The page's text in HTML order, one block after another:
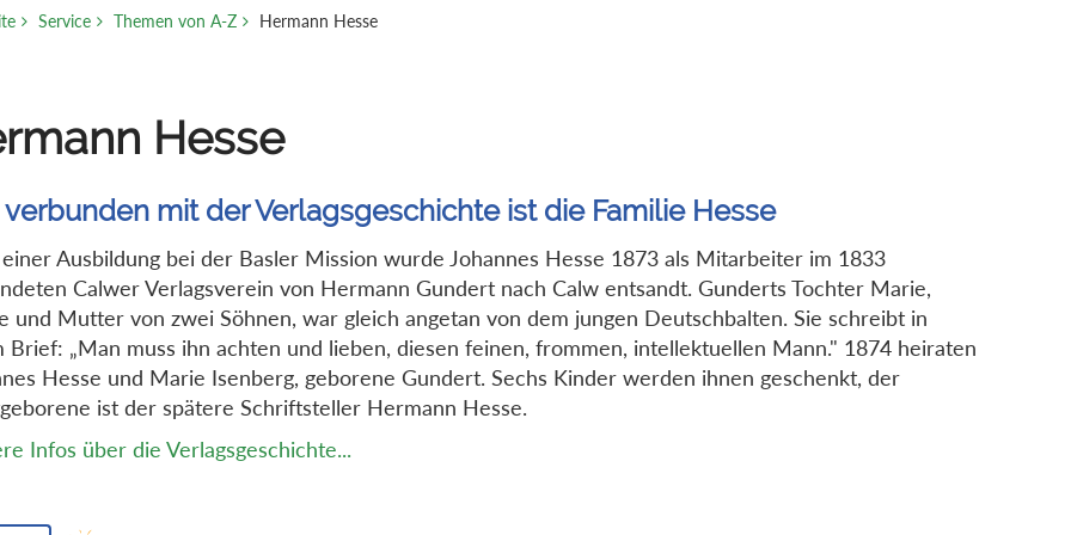
Service Themen von A-Z Hermann Hesse
Hesse
verbunden mit der Verlagsgeschichte ist die Familie Hesse
Ausbildung bei der Basler Mission wurde Johannes Hesse 1873 als Mitarbeiter im 1833
Calwer Verlagsverein von Hermann Gundert nach Calw entsandt. Gunderts Tochter Marie,
und Mutter von zwei Söhnen, war gleich angetan von dem jungen Deutschbalten. Sie schreibt in
Brief: „Man muss ihn achten und lieben, diesen feinen, frommen, intellektuellen Mann." 1874 heiraten
Hesse und Marie Isenberg, geborene Gundert. Sechs Kinder werden ihnen geschenkt, der
ist der spätere Schriftsteller Hermann Hesse.
Infos über die Verlagsgeschichte...